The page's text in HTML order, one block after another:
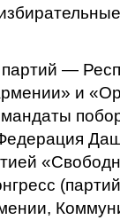
—
и
мандаты